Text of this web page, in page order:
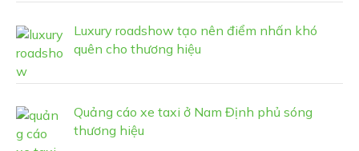
Luxury roadshow tạo nên điểm nhấn khó
quên cho thương hiệu
Quảng cáo xe taxi ở Nam Định phủ sóng
thương hiệu